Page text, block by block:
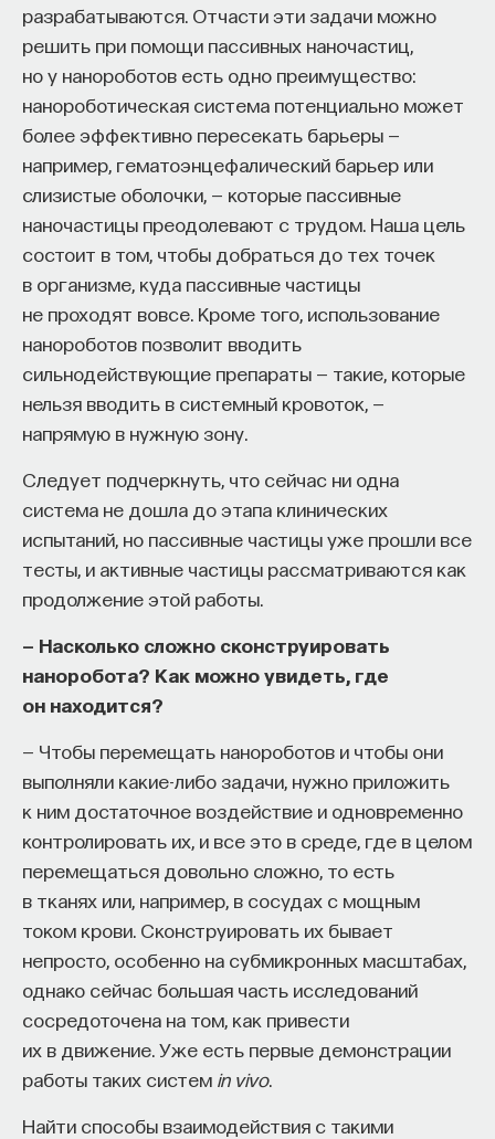
разрабатываются. Отчасти эти задачи можно
решить при помощи пассивных наночастиц,
но у нанороботов есть одно преимущество:
нанороботическая система потенциально может
более эффективно пересекать барьеры —
например, гематоэнцефалический барьер или
слизистые оболочки, — которые пассивные
наночастицы преодолевают с трудом. Наша цель
состоит в том, чтобы добраться до тех точек
в организме, куда пассивные частицы
не проходят вовсе. Кроме того, использование
нанороботов позволит вводить
сильнодействующие препараты — такие, которые
нельзя вводить в системный кровоток, —
напрямую в нужную зону.
Следует подчеркнуть, что сейчас ни одна
система не дошла до этапа клинических
испытаний, но пассивные частицы уже прошли все
тесты, и активные частицы рассматриваются как
продолжение этой работы.
— Насколько сложно сконструировать
наноробота? Как можно увидеть, где
он находится?
— Чтобы перемещать нанороботов и чтобы они
выполняли какие-либо задачи, нужно приложить
к ним достаточное воздействие и одновременно
контролировать их, и все это в среде, где в целом
перемещаться довольно сложно, то есть
в тканях или, например, в сосудах с мощным
током крови. Сконструировать их бывает
непросто, особенно на субмикронных масштабах,
однако сейчас большая часть исследований
сосредоточена на том, как привести
их в движение. Уже есть первые демонстрации
работы таких систем in vivo.
Найти способы взаимодействия с такими